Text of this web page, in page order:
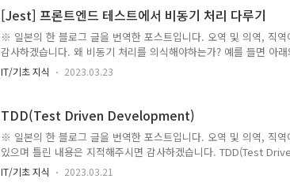
각하게 된다. 추출할 데이터가 users 테이블의 데이터뿐이라면 큰
으로 하면 된다. SELECT *..
[Jest] 프론트엔드 테스트에서 비동기 처리 다루기
※ 일본의 한 블로그 글을 번역한 포스트입니다. 오역 및 의역, 직
감사하겠습니다. 왜 비동기 처리를 의식해야하는가? 예를 들면 아
에 Hello World를 표시한다.
테스트하고자한다. 그러나 가정으로 //화면에 Hello World를 표시
World가 표시되기전에 expect(wrapper.text()).toMatch('Hello
IT/기초 지식 2023.03.23
TDD(Test Driven Development)
※ 일본의 한 블로그 글을 번역한 포스트입니다. 오역 및 의역, 직역
있으며 틀린 내용은 지적해주시면 감사하겠습니다. TDD(Test
Development)란? 한 줄로 설명하자면, Clean Code that works을
위해 테스트를 실행하면서 코드를 완성시켜가는 방법이다.
IT/기초 지식 2023.03.21